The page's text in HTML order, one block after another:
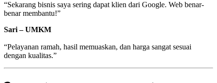
“Sekarang bisnis saya sering dapat klien dari Google. Web benar-
benar membantu!”
Sari – UMKM
“Pelayanan ramah, hasil memuaskan, dan harga sangat sesuai
dengan kualitas.”